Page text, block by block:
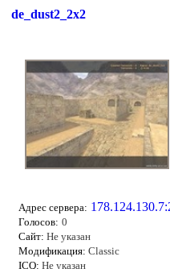
de_dust2_2x2
Адрес сервера:
Голосов: 0
Сайт: Не указан
Модификация: Classic
ICQ: Не указан